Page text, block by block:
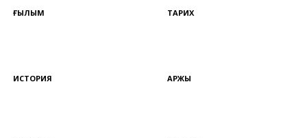
ҒЫЛЫМ ТАРИХ
ИСТОРИЯ ҚАРЖЫ